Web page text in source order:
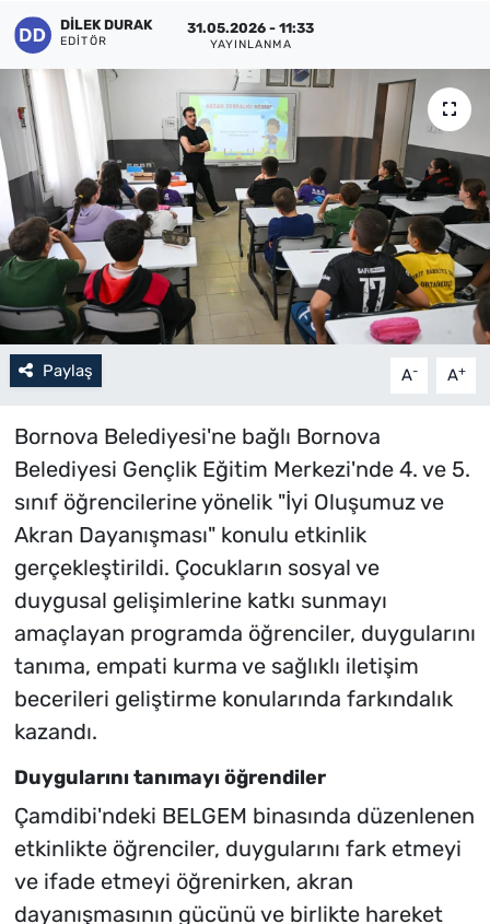
DILEK DURAK
EDITÖR
31.05.2026 - 11:33
YAYINLANMA
Paylaş A- A+
Bornova Belediyesi'ne bağlı Bornova
Belediyesi Gençlik Eğitim Merkezi'nde 4. ve 5.
sınıf öğrencilerine yönelik "İyi Oluşumuz ve
Akran Dayanışması" konulu etkinlik
gerçekleştirildi. Çocukların sosyal ve
duygusal gelişimlerine katkı sunmayı
amaçlayan programda öğrenciler, duygularını
tanıma, empati kurma ve sağlıklı iletişim
becerileri geliştirme konularında farkındalık
kazandı.
Duygularını tanımayı öğrendiler
Çamdibi'ndeki BELGEM binasında düzenlenen
etkinlikte öğrenciler, duygularını fark etmeyi
ve ifade etmeyi öğrenirken, akran
dayanışmasının gücünü ve birlikte hareket